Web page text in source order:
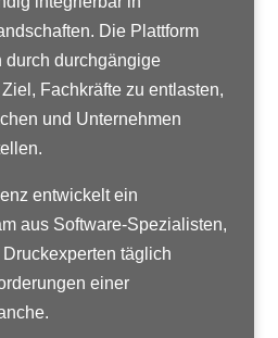
Die Plattform
durch durchgängige
Fachkräfte zu entlasten,
und Unternehmen
entwickelt ein
aus Software-Spezialisten,
täglich
einer